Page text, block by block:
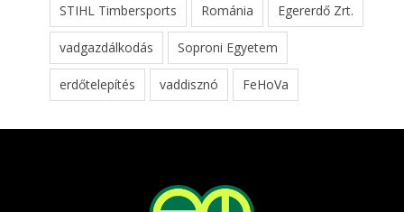
STIHL Timbersports Románia Egererdő Zrt.
vadgazdálkodás Soproni Egyetem
erdőtelepítés vaddisznó FeHoVa